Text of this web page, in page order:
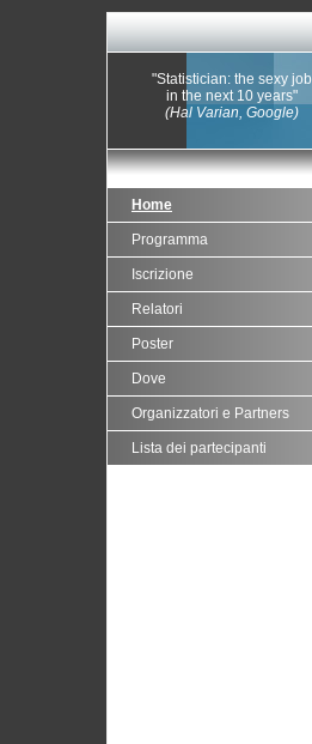
"Statistician: the sexy job
in the next 10 years"
(Hal Varian, Google)
Home
Programma
Iscrizione
Relatori
Poster
Dove
Organizzatori e Partners
Lista dei partecipanti